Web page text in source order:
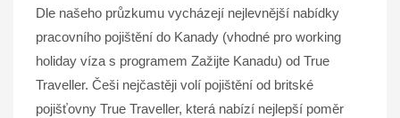
Dle našeho průzkumu vycházejí nejlevnější nabídky
pracovního pojištění do Kanady (vhodné pro working
holiday víza s programem Zažijte Kanadu) od True
Traveller. Češi nejčastěji volí pojištění od britské
pojišťovny True Traveller, která nabízí nejlepší poměr